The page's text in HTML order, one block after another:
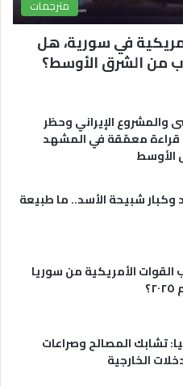
مترجمات
في سورية، هل
من الشرق الأوسط؟
والمشروع الإيراني وحظر
قراءة معمّقة في المشهد
الأوسط
وكبار شبيحة الأسد.. ما طبيعة
الأمريكية من سوريا
تشابك المصالح وصراعات
الخارجية